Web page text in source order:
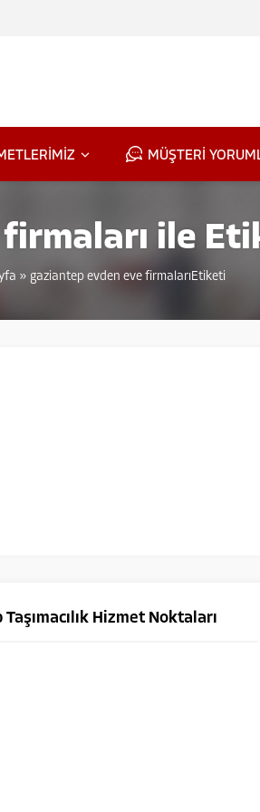
MÜŞTERİ
ile
» gaziantep evden eve firmalarıEtiketi
Hizmet Noktaları